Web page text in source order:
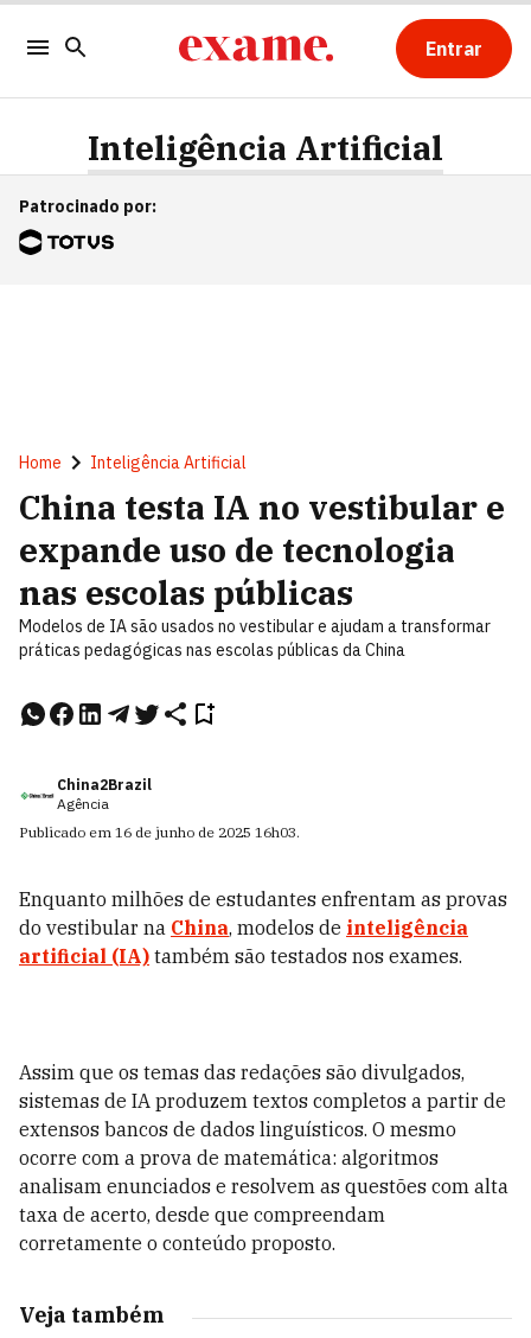
Entrar
Inteligência Artificial
Patrocinado por:
Home Inteligência Artificial
China testa IA no vestibular e
expande uso de tecnologia
nas escolas públicas
Modelos de IA são usados no vestibular e ajudam a transformar
práticas pedagógicas nas escolas públicas da China
China2Brazil
Agência
Publicado em 16 de junho de 2025 16h03.
Enquanto milhões de estudantes enfrentam as provas
do vestibular na China, modelos de inteligência
artificial (IA) também são testados nos exames.
Assim que os temas das redações são divulgados,
sistemas de IA produzem textos completos a partir de
extensos bancos de dados linguísticos. O mesmo
ocorre com a prova de matemática: algoritmos
analisam enunciados e resolvem as questões com alta
taxa de acerto, desde que compreendam
corretamente o conteúdo proposto.
Veja também